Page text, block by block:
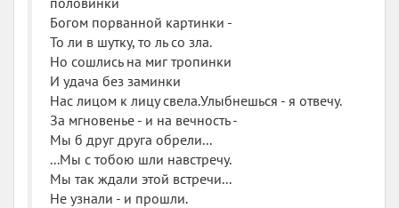
как быдло ("фифа, цацки"), но при этом честный,
бесстрашный и суперменистый. Ну посудите сами,
парнишке всего-то годков 22-23, а он уже отлично
знает историю (прям учил на историческом, пока не
выперли за неуспеваемость - такой вот нонсенс), умеет
летать на вертолете, хотя служил в других войсках,
отлично разбирается во взрывснарядах и вообще.
Круть! Настоящий сказочный богатырь. Ну и любовь
тут естественно наличествует. Куда ж без любовной
линии? Никуда.
Богом порванной картинки -
То ли в шутку, то ль со зла.
Но сошлись на миг тропинки
И удача без заминки
Нас лицом к лицу свела.Улыбнешься - я отвечу.
За мгновенье - и на вечность -
Мы б друг друга обрели...
...Мы с тобою шли навстречу.
Мы так ждали этой встречи...
Не узнали - и прошли.